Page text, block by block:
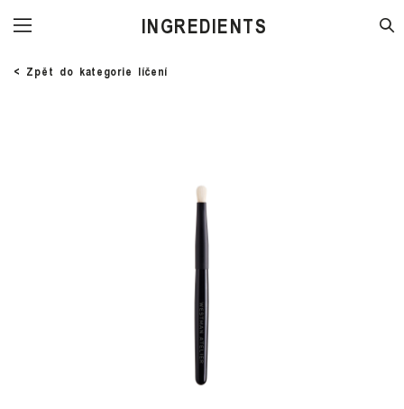
STORE
< Zpět do kategorie líčení